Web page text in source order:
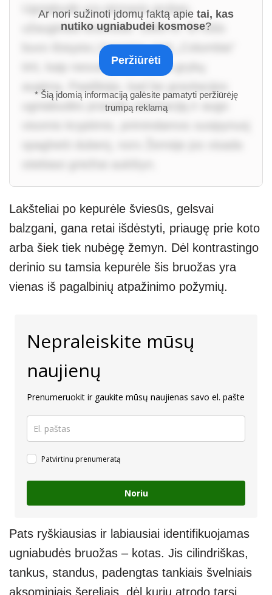
Ugniabudė yra pirmasis grybas,
užaugintas kosmose. 1993 m. ši rūšis
buvo išsiųsta į kosminę stotį „Columbia“
tirti, kaip nesvarumas veikia grybų
augimą. Paaiškėjo, kad be gravitacijos
ugniabudės prarado orientaciją ir augo
Ar nori sužinoti įdomų faktą apie tai, kas
nutiko ugniabudei kosmose?
Peržiūrėti
* Šią įdomią informaciją galėsite pamatyti peržiūrėję
trumpą reklamą
Lakšteliai po kepurėle šviesūs, gelsvai
balzgani, gana retai išdėstyti, priaugę prie koto
arba šiek tiek nubėgę žemyn. Dėl kontrastingo
derinio su tamsia kepurėle šis bruožas yra
vienas iš pagalbinių atpažinimo požymių.
Nepraleiskite mūsų
naujienų
Prenumeruokit ir gaukite mūsų naujienas savo el. pašte
Patvirtinu prenumeratą
Noriu
Pats ryškiausias ir labiausiai identifikuojamas
ugniabudės bruožas – kotas. Jis cilindriškas,
tankus, standus, padengtas tankiais švelniais
aksominiais šereliais, dėl kurių atrodo tarsi